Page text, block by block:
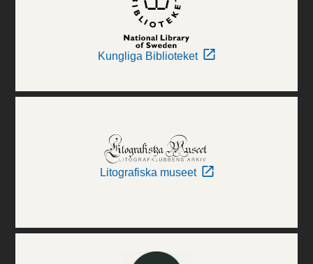
Kungliga Biblioteket
Litografiska museet